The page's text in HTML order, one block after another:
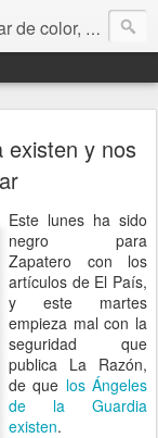
RRHH, formación. De Historia reciente, de educación y de temas sociales.
existen y nos
Este lunes ha sido
negro para
Zapatero con los
artículos de El País,
y este martes
empieza mal con la
seguridad que
publica La Razón,
de que los Ángeles
de la Guardia
existen.